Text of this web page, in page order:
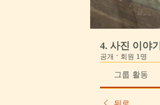
4. 사진 이야기
공개 · 회원 1명
그룹 활동